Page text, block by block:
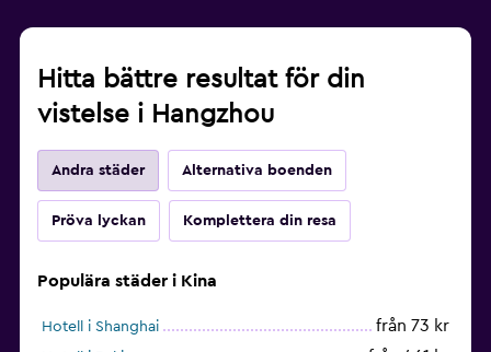
Hitta bättre resultat för din
vistelse i Hangzhou
Andra städer Alternativa boenden
Pröva lyckan Komplettera din resa
Populära städer i Kina
Hotell i Shanghai från 73 kr